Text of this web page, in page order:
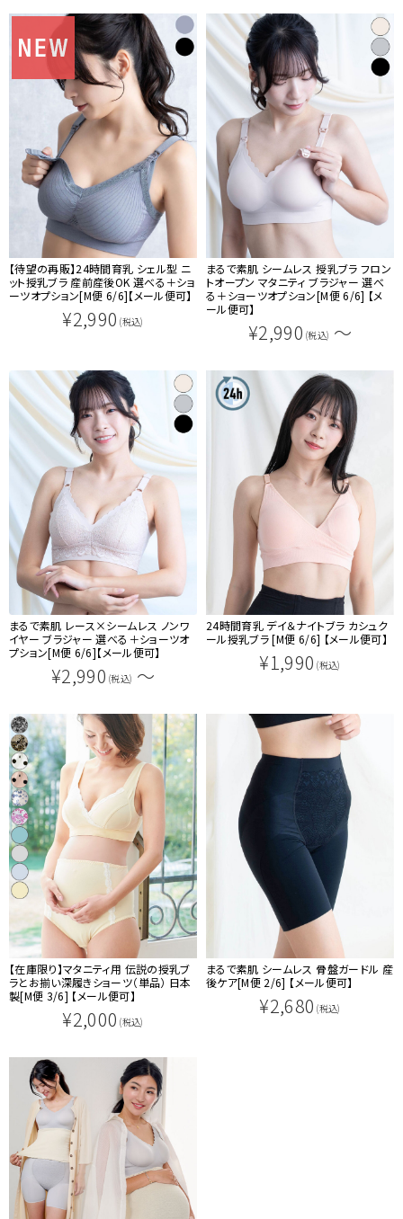
【待望の再販】24時間育乳 シェル型 ニ
ット授乳ブラ 産前産後OK 選べる＋ショ
ーツオプション[M便 6/6]【メール便可】
¥2,990 (税込)
まるで素肌 シームレス 授乳ブラ フロン
トオープン マタニティ ブラジャー 選べ
る＋ショーツオプション[M便 6/6] 【メ
ール便可】
¥2,990 (税込) ～
まるで素肌 レース×シームレス ノンワ
イヤー ブラジャー 選べる＋ショーツオ
プション[M便 6/6]【メール便可】
¥2,990 (税込) ～
24時間育乳 デイ＆ナイトブラ カシュク
ール授乳ブラ [M便 6/6] 【メール便可】
¥1,990 (税込)
【在庫限り】マタニティ用 伝説の授乳ブ
ラとお揃い深履きショーツ（単品） 日本
製[M便 3/6] 【メール便可】
¥2,000 (税込)
まるで素肌 シームレス 骨盤ガードル 産
後ケア[M便 2/6] 【メール便可】
¥2,680 (税込)